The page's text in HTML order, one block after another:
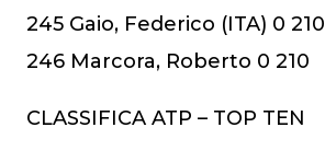
245 Gaio, Federico (ITA) 0 210
246 Marcora, Roberto 0 210
CLASSIFICA ATP – TOP TEN